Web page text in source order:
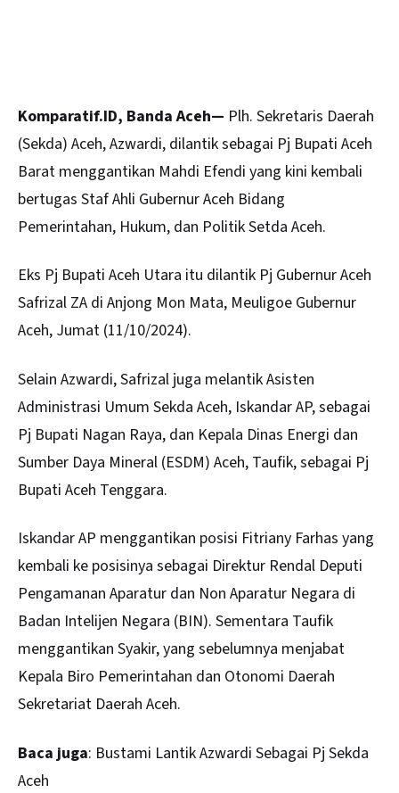
Komparatif.ID, Banda Aceh— Plh. Sekretaris Daerah
(Sekda) Aceh, Azwardi, dilantik sebagai Pj Bupati Aceh
Barat menggantikan Mahdi Efendi yang kini kembali
bertugas Staf Ahli Gubernur Aceh Bidang
Pemerintahan, Hukum, dan Politik Setda Aceh.
Eks Pj Bupati Aceh Utara itu dilantik Pj Gubernur Aceh
Safrizal ZA di Anjong Mon Mata, Meuligoe Gubernur
Aceh, Jumat (11/10/2024).
Selain Azwardi, Safrizal juga melantik Asisten
Administrasi Umum Sekda Aceh, Iskandar AP, sebagai
Pj Bupati Nagan Raya, dan Kepala Dinas Energi dan
Sumber Daya Mineral (ESDM) Aceh, Taufik, sebagai Pj
Bupati Aceh Tenggara.
Iskandar AP menggantikan posisi Fitriany Farhas yang
kembali ke posisinya sebagai Direktur Rendal Deputi
Pengamanan Aparatur dan Non Aparatur Negara di
Badan Intelijen Negara (BIN). Sementara Taufik
menggantikan Syakir, yang sebelumnya menjabat
Kepala Biro Pemerintahan dan Otonomi Daerah
Sekretariat Daerah Aceh.
Baca juga: Bustami Lantik Azwardi Sebagai Pj Sekda
Aceh